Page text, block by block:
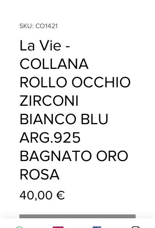
SKU: CO1421
La Vie -
COLLANA
ROLLO OCCHIO
ZIRCONI
BIANCO BLU
ARG.925
BAGNATO ORO
ROSA
40,00 €Prezzo